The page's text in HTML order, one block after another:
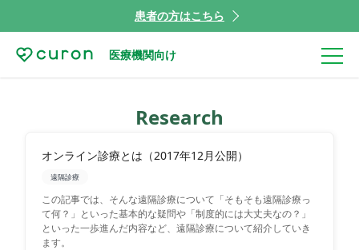
患者の方はこちら
医療機関向け
Research
オンライン診療とは（2017年12月公開）
遠隔診療
この記事では、そんな遠隔診療について「そもそも遠隔診療っ
て何？」といった基本的な疑問や「制度的には大丈夫なの？」
といった一歩進んだ内容など、遠隔診療について紹介していき
ます。